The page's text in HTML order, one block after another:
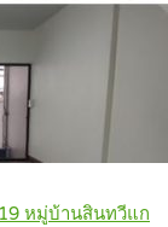
หมู่บ้านสินทวีแก